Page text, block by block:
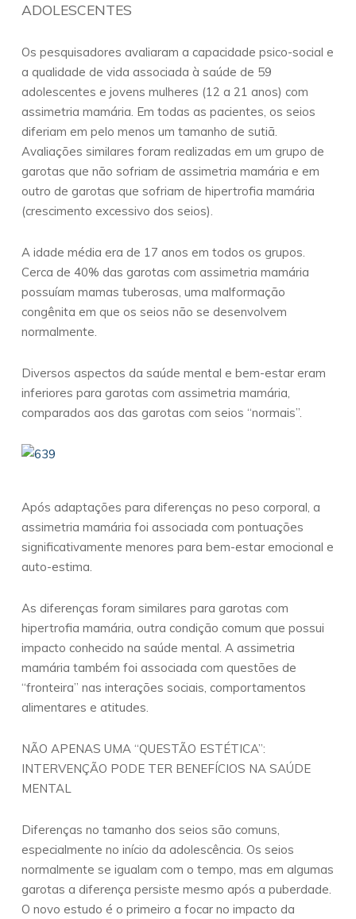
ADOLESCENTES
Os pesquisadores avaliaram a capacidade psico-social e
a qualidade de vida associada à saúde de 59
adolescentes e jovens mulheres (12 a 21 anos) com
assimetria mamária. Em todas as pacientes, os seios
diferiam em pelo menos um tamanho de sutiã.
Avaliações similares foram realizadas em um grupo de
garotas que não sofriam de assimetria mamária e em
outro de garotas que sofriam de hipertrofia mamária
(crescimento excessivo dos seios).
A idade média era de 17 anos em todos os grupos.
Cerca de 40% das garotas com assimetria mamária
possuíam mamas tuberosas, uma malformação
congênita em que os seios não se desenvolvem
normalmente.
Diversos aspectos da saúde mental e bem-estar eram
inferiores para garotas com assimetria mamária,
comparados aos das garotas com seios “normais”.
Após adaptações para diferenças no peso corporal, a
assimetria mamária foi associada com pontuações
significativamente menores para bem-estar emocional e
auto-estima.
As diferenças foram similares para garotas com
hipertrofia mamária, outra condição comum que possui
impacto conhecido na saúde mental. A assimetria
mamária também foi associada com questões de
“fronteira” nas interações sociais, comportamentos
alimentares e atitudes.
NÃO APENAS UMA “QUESTÃO ESTÉTICA”:
INTERVENÇÃO PODE TER BENEFÍCIOS NA SAÚDE
MENTAL
Diferenças no tamanho dos seios são comuns,
especialmente no início da adolescência. Os seios
normalmente se igualam com o tempo, mas em algumas
garotas a diferença persiste mesmo após a puberdade.
O novo estudo é o primeiro a focar no impacto da